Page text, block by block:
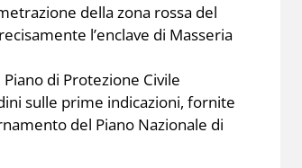
della zona rossa del
l’enclave di Masseria
di Protezione Civile
sulle prime indicazioni, fornite
del Piano Nazionale di